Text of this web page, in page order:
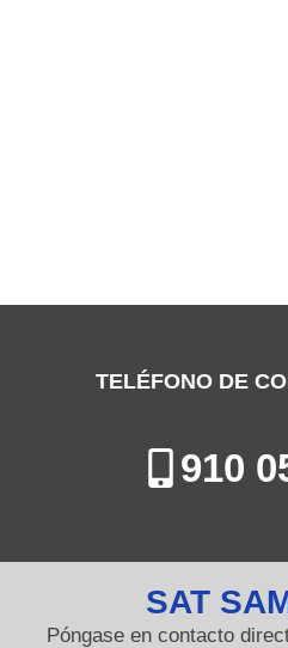
TELÉFONO DE
910
SAT
Póngase en contacto